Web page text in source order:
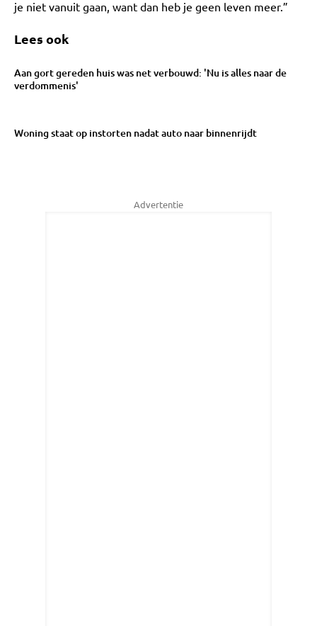
je niet vanuit gaan, want dan heb je geen leven meer.”
Lees ook
Aan gort gereden huis was net verbouwd: 'Nu is alles naar de
verdommenis'
Woning staat op instorten nadat auto naar binnenrijdt
Advertentie